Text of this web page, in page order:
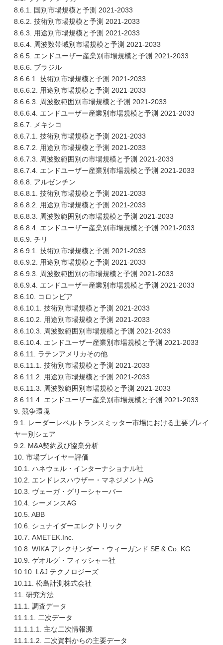
8.6.1. 国別市場規模と予測 2021-2033
8.6.2. 技術別市場規模と予測 2021-2033
8.6.3. 用途別市場規模と予測 2021-2033
8.6.4. 周波数帯域別市場規模と予測 2021-2033
8.6.5. エンドユーザー産業別市場規模と予測 2021-2033
8.6.6. ブラジル
8.6.6.1. 技術別市場規模と予測 2021-2033
8.6.6.2. 用途別市場規模と予測 2021-2033
8.6.6.3. 周波数範囲別市場規模と予測 2021-2033
8.6.6.4. エンドユーザー産業別市場規模と予測 2021-2033
8.6.7. メキシコ
8.6.7.1. 技術別市場規模と予測 2021-2033
8.6.7.2. 用途別市場規模と予測 2021-2033
8.6.7.3. 周波数範囲別の市場規模と予測 2021-2033
8.6.7.4. エンドユーザー産業別市場規模と予測 2021-2033
8.6.8. アルゼンチン
8.6.8.1. 技術別市場規模と予測 2021-2033
8.6.8.2. 用途別市場規模と予測 2021-2033
8.6.8.3. 周波数範囲別の市場規模と予測 2021-2033
8.6.8.4. エンドユーザー産業別市場規模と予測 2021-2033
8.6.9. チリ
8.6.9.1. 技術別市場規模と予測 2021-2033
8.6.9.2. 用途別市場規模と予測 2021-2033
8.6.9.3. 周波数範囲別の市場規模と予測 2021-2033
8.6.9.4. エンドユーザー産業別市場規模と予測 2021-2033
8.6.10. コロンビア
8.6.10.1. 技術別市場規模と予測 2021-2033
8.6.10.2. 用途別市場規模と予測 2021-2033
8.6.10.3. 周波数範囲別市場規模と予測 2021-2033
8.6.10.4. エンドユーザー産業別市場規模と予測 2021-2033
8.6.11. ラテンアメリカその他
8.6.11.1. 技術別市場規模と予測 2021-2033
8.6.11.2. 用途別市場規模と予測 2021-2033
8.6.11.3. 周波数範囲別市場規模と予測 2021-2033
8.6.11.4. エンドユーザー産業別市場規模と予測 2021-2033
9. 競争環境
9.1. レーダーレベルトランスミッター市場における主要プレイ
ヤー別シェア
9.2. M&A契約及び協業分析
10. 市場プレイヤー評価
10.1. ハネウェル・インターナショナル社
10.2. エンドレスハウザー・マネジメントAG
10.3. ヴェーガ・グリーシャーバー
10.4. シーメンスAG
10.5. ABB
10.6. シュナイダーエレクトリック
10.7. AMETEK.Inc.
10.8. WIKA アレクサンダー・ウィーガンド SE & Co. KG
10.9. ゲオルグ・フィッシャー社
10.10. L&J テクノロジーズ
10.11. 松島計測株式会社
11. 研究方法
11.1. 調査データ
11.1.1. 二次データ
11.1.1.1. 主な二次情報源
11.1.1.2. 二次資料からの主要データ